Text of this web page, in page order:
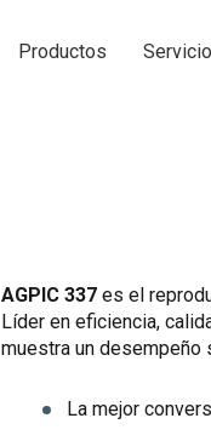
Productos
AGPIC 337 es el
Líder en eficiencia,
muestra un desempeño
La mejor